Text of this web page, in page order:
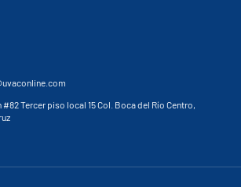
#82 Tercer piso local 15 Col. Boca del Río Centro,